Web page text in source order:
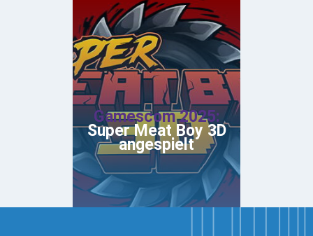
Gamescom 2025:
Super Meat Boy 3D
angespielt